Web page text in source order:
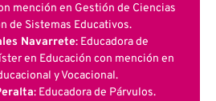
mención en Gestión de Ciencias
de Sistemas Educativos.
Navarrete: Educadora de
en Educación con mención en
y Vocacional.
: Educadora de Párvulos.